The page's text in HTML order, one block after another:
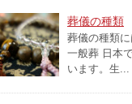
葬儀の種類
葬儀の種類
一般葬 日本
います。生...